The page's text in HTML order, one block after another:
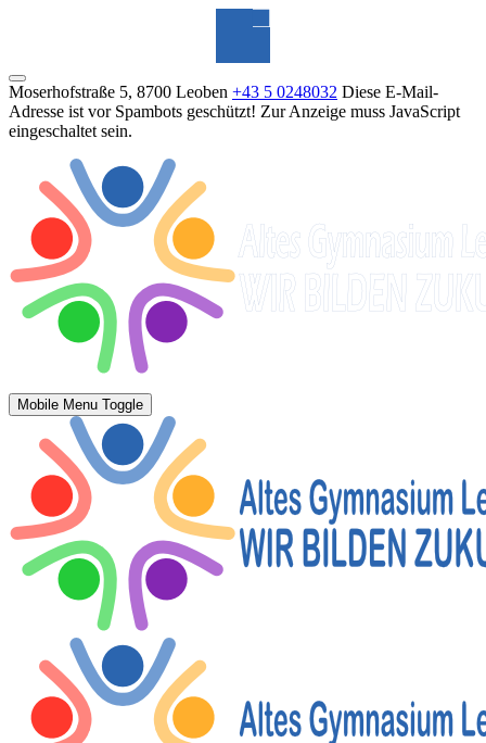
Moserhofstraße 5, 8700 Leoben +43 5 0248032 Diese E-Mail-
Adresse ist vor Spambots geschützt! Zur Anzeige muss JavaScript
eingeschaltet sein.
Mobile Menu Toggle